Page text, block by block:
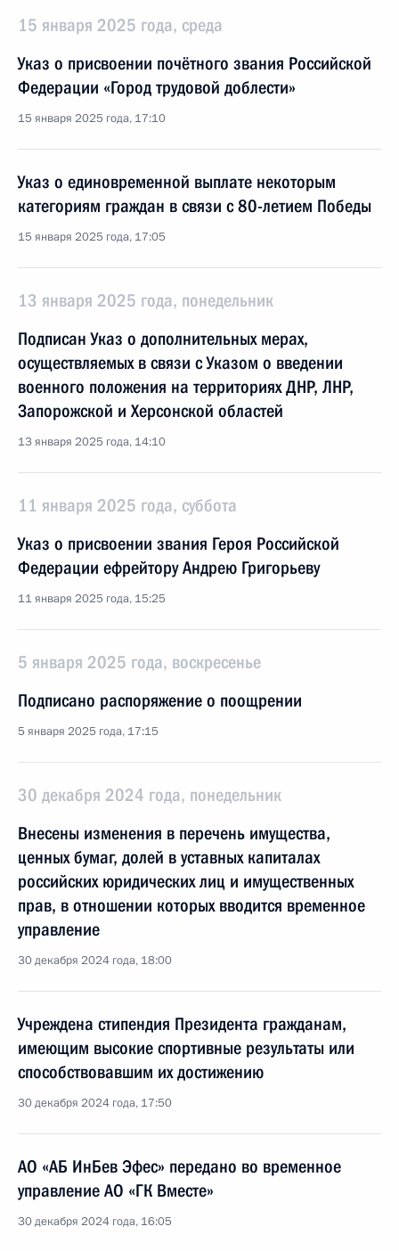
15 января 2025 года, среда
Указ о присвоении почётного звания Российской
Федерации «Город трудовой доблести»
15 января 2025 года, 17:10
Указ о единовременной выплате некоторым
категориям граждан в связи с 80-летием Победы
15 января 2025 года, 17:05
13 января 2025 года, понедельник
Подписан Указ о дополнительных мерах,
осуществляемых в связи с Указом о введении
военного положения на территориях ДНР, ЛНР,
Запорожской и Херсонской областей
13 января 2025 года, 14:10
11 января 2025 года, суббота
Указ о присвоении звания Героя Российской
Федерации ефрейтору Андрею Григорьеву
11 января 2025 года, 15:25
5 января 2025 года, воскресенье
Подписано распоряжение о поощрении
5 января 2025 года, 17:15
30 декабря 2024 года, понедельник
Внесены изменения в перечень имущества,
ценных бумаг, долей в уставных капиталах
российских юридических лиц и имущественных
прав, в отношении которых вводится временное
управление
30 декабря 2024 года, 18:00
Учреждена стипендия Президента гражданам,
имеющим высокие спортивные результаты или
способствовавшим их достижению
30 декабря 2024 года, 17:50
АО «АБ ИнБев Эфес» передано во временное
управление АО «ГК Вместе»
30 декабря 2024 года, 16:05